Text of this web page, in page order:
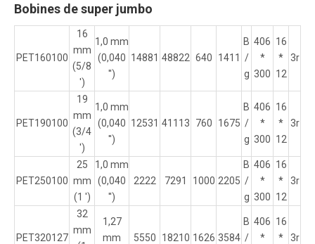
Bobines de super jumbo
PET160100
16
mm
(5/8
')
1,0 mm
(0,040
'')
14881 48822 640 1411
B
/
g
406
*
300
16
*
12
3r
PET190100
19
mm
(3/4
')
1,0 mm
(0,040
'')
12531 41113 760 1675
B
/
g
406
*
300
16
*
12
3r
PET250100
25
mm
(1 ')
1,0 mm
(0,040
'')
2222 7291 1000 2205
B
/
g
406
*
300
16
*
12
3r
PET320127
32
mm
1,27
mm
5550 18210 1626 3584
B
/
406
*
16
*
3r